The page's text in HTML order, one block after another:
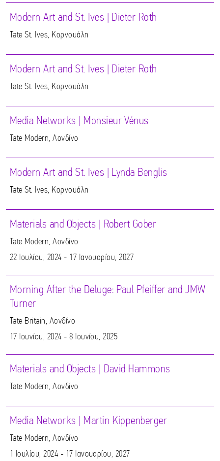
Modern Art and St. Ives | Dieter Roth
Tate St. Ives, Κορνουάλη
Modern Art and St. Ives | Dieter Roth
Tate St. Ives, Κορνουάλη
Media Networks | Monsieur Vénus
Tate Modern, Λονδίνο
Modern Art and St. Ives | Lynda Benglis
Tate St. Ives, Κορνουάλη
Materials and Objects | Robert Gober
Tate Modern, Λονδίνο
22 Ιουλίου, 2024 - 17 Ιανουαρίου, 2027
Morning After the Deluge: Paul Pfeiffer and JMW
Turner
Tate Britain, Λονδίνο
17 Ιουνίου, 2024 - 8 Ιουνίου, 2025
Materials and Objects | David Hammons
Tate Modern, Λονδίνο
Media Networks | Martin Kippenberger
Tate Modern, Λονδίνο
1 Ιουλίου, 2024 - 17 Ιανουαρίου, 2027